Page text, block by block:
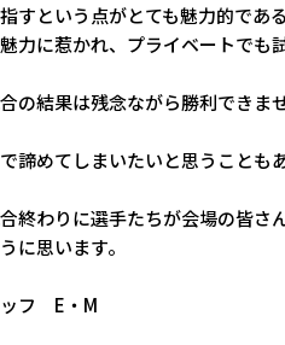
すという点がとても魅力的であ
力に惹かれ、プライベートでも
の結果は残念ながら勝利できま
諦めてしまいたいと思うことも
終わりに選手たちが会場の皆
に思います。
フ E・M